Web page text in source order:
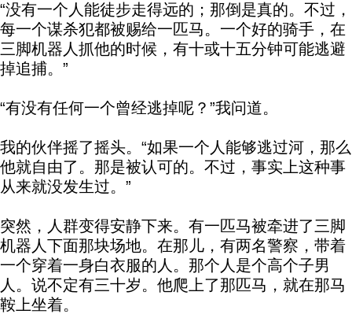
“没有一个人能徒步走得远的；那倒是真的。不过，
每一个谋杀犯都被赐给一匹马。一个好的骑手，在
三脚机器人抓他的时候，有十或十五分钟可能逃避
掉追捕。”
“有没有任何一个曾经逃掉呢？”我问道。
我的伙伴摇了摇头。“如果一个人能够逃过河，那么
他就自由了。那是被认可的。不过，事实上这种事
从来就没发生过。”
突然，人群变得安静下来。有一匹马被牵进了三脚
机器人下面那块场地。在那儿，有两名警察，带着
一个穿着一身白衣服的人。那个人是个高个子男
人。说不定有三十岁。他爬上了那匹马，就在那马
鞍上坐着。